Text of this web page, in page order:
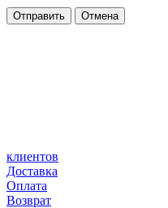
Отправить Отмена
клиентов
Доставка
Оплата
Возврат